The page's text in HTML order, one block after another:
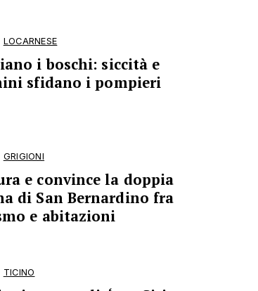
LOCARNESE
i boschi: siccità e
sfidano i pompieri
GRIGIONI
e convince la doppia
di San Bernardino fra
e abitazioni
TICINO